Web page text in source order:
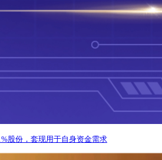
股份，套现用于自身资金需求